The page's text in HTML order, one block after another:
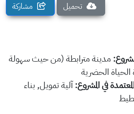
تحميل مشاركة
مدينة مترابطة (من حيث سهولة
الحضرية
في المشروع:آلية تمويل, بناء